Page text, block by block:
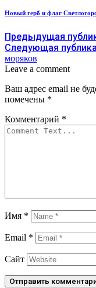
Новый герб и флаг
Предыдущая
Следующая
моряков
Leave a comment
Ваш адрес email не
помечены *
Комментарий *
Имя *
Email *
Сайт